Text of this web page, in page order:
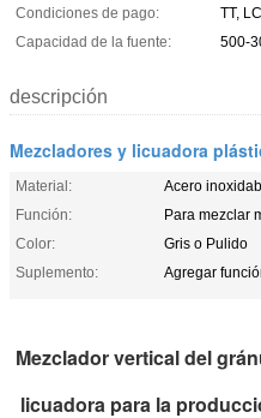
Condiciones de pago:
TT,
Capacidad de la fuente:
500-
descripción
Mezcladores y licuadora
Material:
Acero
Función:
Para mezclar
Color:
Gris o Pulido
Suplemento:
Agregar
Mezclador vertical del
licuadora para la